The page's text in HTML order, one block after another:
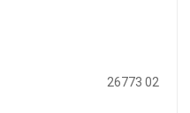
26773 02